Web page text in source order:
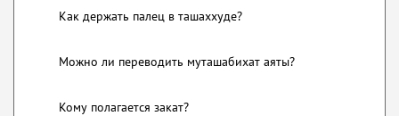
Как держать палец в ташаххуде?
Можно ли переводить муташабихат аяты?
Кому полагается закат?